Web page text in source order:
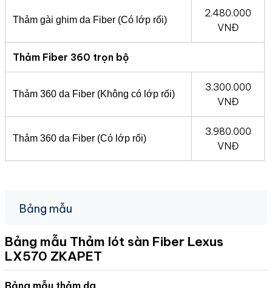
Thảm gài ghim da Fiber (Có lớp rối)
2.480.000
VNĐ
Thảm Fiber 360 trọn bộ
Thảm 360 da Fiber (Không có lớp rối)
3.300.000
VNĐ
Thảm 360 da Fiber (Có lớp rối)
3.980.000
VNĐ
Bảng mẫu
Bảng mẫu Thảm lót sàn Fiber Lexus
LX570 ZKAPET
Bảng mẫu thảm da